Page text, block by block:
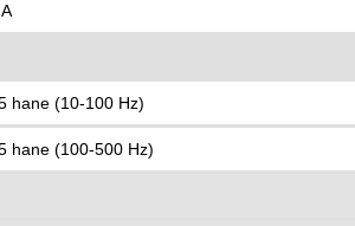
hane (10-100 Hz)
hane (100-500 Hz)